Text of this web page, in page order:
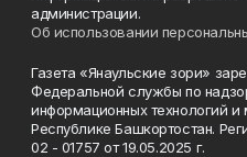
администрации.
Об использовании
Газета «Янаульские зори»
Федеральной службы по
информационных технологий
Республике Башкортостан.
02 - 01757 от 19.05.2025 г.